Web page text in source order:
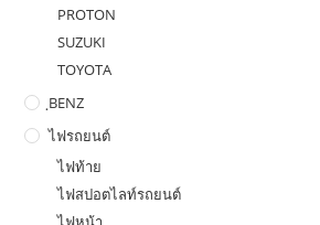
PROTON
SUZUKI
TOYOTA
ฺBENZ
ไฟรถยนต์
ไฟท้าย
ไฟสปอตไลท์รถยนต์